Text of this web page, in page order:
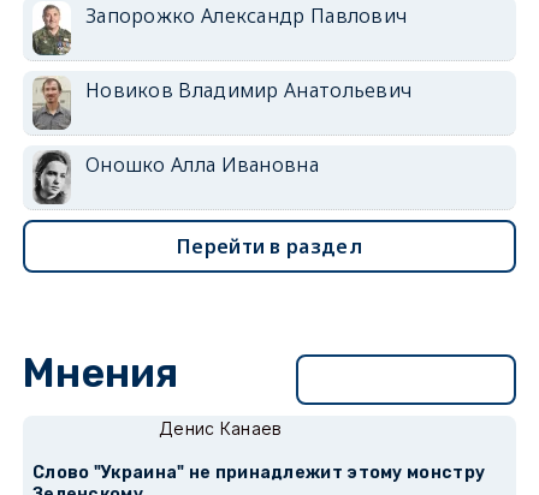
Запорожко Александр Павлович
Новиков Владимир Анатольевич
Оношко Алла Ивановна
Перейти в раздел
Мнения
Денис Канаев
Слово "Украина" не принадлежит этому монстру